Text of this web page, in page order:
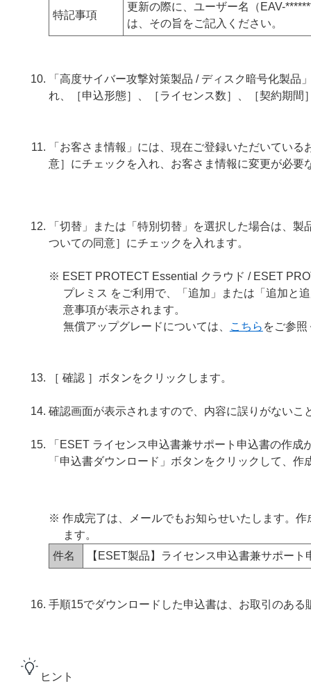
特記事項
更新の際に、ユーザー名（EAV-
は、その旨をご記入ください。
「高度サイバー攻撃対策製品 / ディスク暗号化製
れ、［申込形態］、［ライセンス数］、［契約期間
「お客さま情報」には、現在ご登録いただいてい
意］にチェックを入れ、お客さま情報に変更が必要
「切替」または「特別切替」を選択した場合は、
ついての同意］にチェックを入れます。
※ ESET PROTECT Essential クラウド / ESET
プレミス をご利用で、「追加」または「追加と
意事項が表示されます。
無償アップグレードについては、
こちら をご参照
［ 確認 ］ボタンをクリックします。
確認画面が表示されますので、内容に誤りがない
「ESET ライセンス申込書兼サポート申込書の作
「申込書ダウンロード」ボタンをクリックして、
※ 作成完了は、メールでもお知らせいたします。
ます。
件名
【ESET製品】ライセンス申込書兼サポー
手順15でダウンロードした申込書は、お取引のあ
ヒント